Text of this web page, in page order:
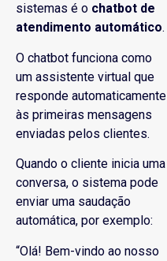
sistemas é o chatbot de
atendimento automático.
O chatbot funciona como
um assistente virtual que
responde automaticamente
às primeiras mensagens
enviadas pelos clientes.
Quando o cliente inicia uma
conversa, o sistema pode
enviar uma saudação
automática, por exemplo:
“Olá! Bem-vindo ao nosso